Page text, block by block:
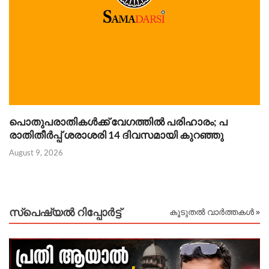
പൊതുപരാതികൾക്ക് വേഗത്തിൽ പരിഹാരം; പ
രാതിതീർപ്പ് ശരാശരി 14 ദിവസമായി കുറഞ്ഞു
August 9, 2026
സ്പെഷ്യൽ റിപ്പോര്‍ട്ട് കൂടുതൽ വാർത്തകൾ »